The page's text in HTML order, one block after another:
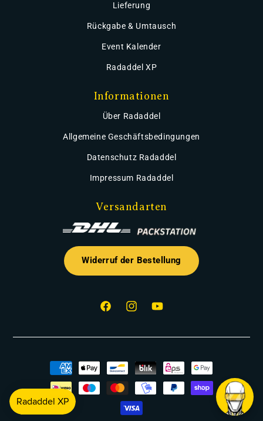
Lieferung
Rückgabe & Umtausch
Event Kalender
Radaddel XP
Informationen
Über Radaddel
Allgemeine Geschäftsbedingungen
Datenschutz Radaddel
Impressum Radaddel
Versandarten
Widerruf der Bestellung
FacebookInstagramYouTube
Zahlungsmethoden